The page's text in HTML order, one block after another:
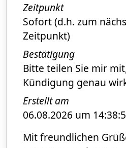
Zeitpunkt
Sofort (d.h. zum
Zeitpunkt)
Bestätigung
Bitte teilen Sie mir
Kündigung genau
Erstellt am
06.08.2026 um
Mit freundlichen